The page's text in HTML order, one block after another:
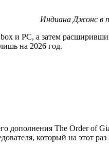
Индиана Джонс в
и PC, а затем
на 2026 год.
дополнения The Order of
который на этот